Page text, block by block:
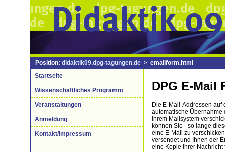
Position: didaktik09.dpg-tagungen.de > emailform.html
Startseite
Wissenschaftliches Programm
Veranstaltungen
Anmeldung
Kontakt/Impressum
DPG E-Mail
Die E-Mail-Addressen
automatische Übernahme
Ihrem Mailsystem
können Sie - so lange
eine E-Mail zu
versendet und Ihnen der
eine Kopie Ihrer